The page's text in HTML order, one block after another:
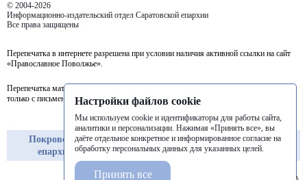
© 2004-2026
Информационно-издательский отдел Саратовской епархии
Все права защищены
Перепечатка в интернете разрешена при условии наличия активной ссылки на сайт
«Православное Поволжье».
Перепечатка материалов портала в печатных изданиях (книгах, прессе) возможна
только с письменного разрешения редакции.
Покровская
епархия
Балашовская
епархия
Балаковская
епархия
Настройки файлов cookie
Мы используем cookie и идентификаторы для работы сайта,
аналитики и персонализации. Нажимая «Принять все», вы
даёте отдельное конкретное и информированное согласие на
обработку персональных данных для указанных целей.
Принять все